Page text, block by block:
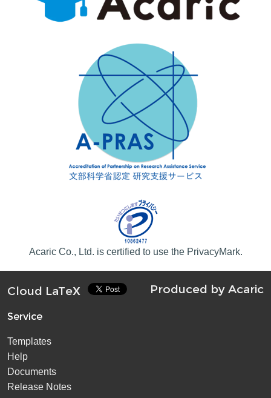
Acaric Co., Ltd. is certified to use the PrivacyMark.
Produced by Acaric
Cloud LaTeX
Service
Templates
Help
Documents
Release Notes